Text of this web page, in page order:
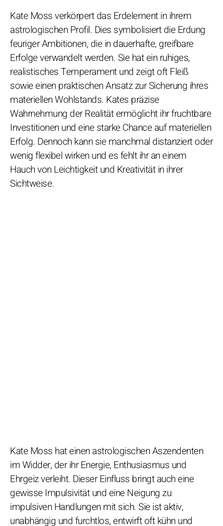
Kate Moss verkörpert das Erdelement in ihrem
astrologischen Profil. Dies symbolisiert die Erdung
feuriger Ambitionen, die in dauerhafte, greifbare
Erfolge verwandelt werden. Sie hat ein ruhiges,
realistisches Temperament und zeigt oft Fleiß
sowie einen praktischen Ansatz zur Sicherung ihres
materiellen Wohlstands. Kates präzise
Wahrnehmung der Realität ermöglicht ihr fruchtbare
Investitionen und eine starke Chance auf materiellen
Erfolg. Dennoch kann sie manchmal distanziert oder
wenig flexibel wirken und es fehlt ihr an einem
Hauch von Leichtigkeit und Kreativität in ihrer
Sichtweise.
Kate Moss hat einen astrologischen Aszendenten
im Widder, der ihr Energie, Enthusiasmus und
Ehrgeiz verleiht. Dieser Einfluss bringt auch eine
gewisse Impulsivität und eine Neigung zu
impulsiven Handlungen mit sich. Sie ist aktiv,
unabhängig und furchtlos, entwirft oft kühn und